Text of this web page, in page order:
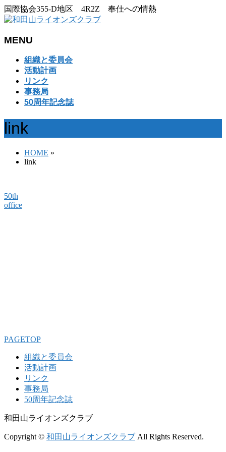
国際協会355-D地区 4R2Z 奉仕への情熱
MENU
ば
す
組織と委員会
活動計画
リンク
事務局
50周年記念誌
link
HOME »
link
50th
office
PAGETOP
組織と委員会
活動計画
リンク
事務局
50周年記念誌
和田山ライオンズクラブ
Copyright © 和田山ライオンズクラブ All Rights Reserved.